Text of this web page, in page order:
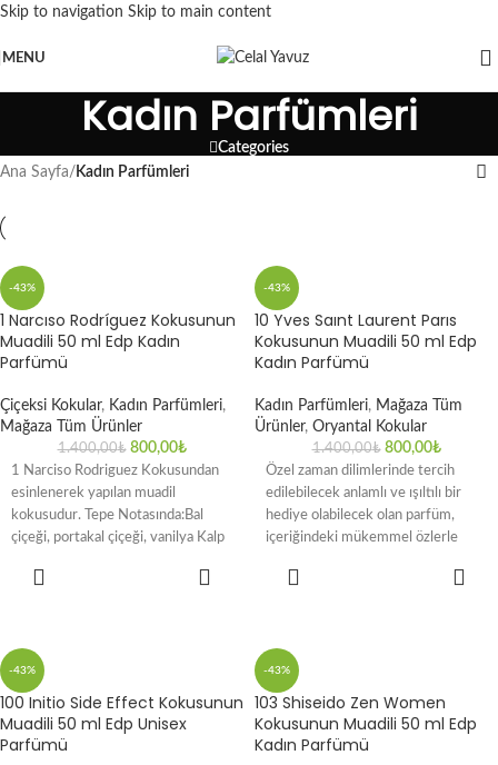
Skip to navigation Skip to main content
MENU
Kadın Parfümleri
Categories
Ana Sayfa/ Kadın Parfümleri
-43%
1 Narcıso Rodríguez Kokusunun
Muadili 50 ml Edp Kadın
Parfümü
Çiçeksi Kokular, Kadın Parfümleri,
Mağaza Tüm Ürünler
1.400,00₺ 800,00₺
1 Narciso Rodriguez Kokusundan
esinlenerek yapılan muadil
kokusudur. Tepe Notasında:Bal
çiçeği, portakal çiçeği, vanilya Kalp
-43%
10 Yves Saınt Laurent Parıs
Kokusunun Muadili 50 ml Edp
Kadın Parfümü
Kadın Parfümleri, Mağaza Tüm
Ürünler, Oryantal Kokular
1.400,00₺ 800,00₺
Özel zaman dilimlerinde tercih
edilebilecek anlamlı ve ışıltılı bir
hediye olabilecek olan parfüm,
içeriğindeki mükemmel özlerle
notalarında
-43%
100 Initio Side Effect Kokusunun
Muadili 50 ml Edp Unisex
Parfümü
-43%
103 Shiseido Zen Women
Kokusunun Muadili 50 ml Edp
Kadın Parfümü